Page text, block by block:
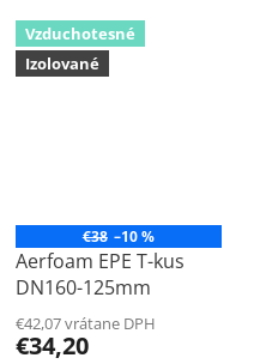
Vzduchotesné
Izolované
€38 –10 %
Aerfoam EPE T-kus
DN160-125mm
€42,07 vrátane DPH
€34,20